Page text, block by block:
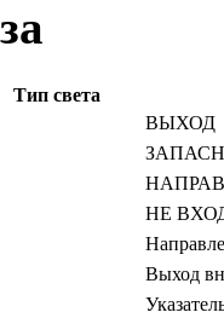
Тип света
ВЫХОД
НЕ
Выход